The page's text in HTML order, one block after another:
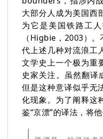
大部分人成为美国西
为它是美国铁路工
（Higbie，2003）
代上述几种对流浪工
文学史上一个极为重
史家关注。虽然翻译
但是这种意译似乎无
化现象。为了阐释这
鉴“京漂”的译法，将他